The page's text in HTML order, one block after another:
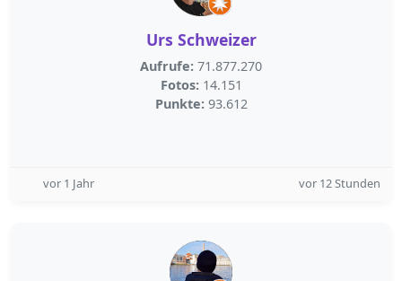
Urs Schweizer
Aufrufe: 71.877.270
Fotos: 14.151
Punkte: 93.612
vor 1 Jahr vor 12 Stunden